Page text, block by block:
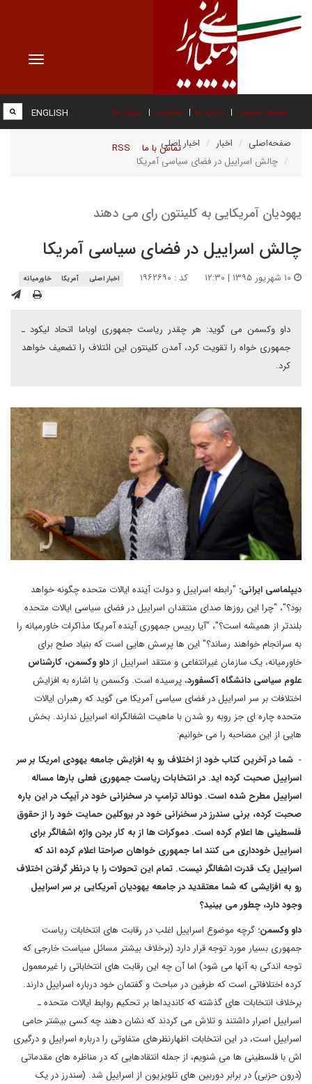
Toggle
صفحه نخست درباره ما عضویت پیوند ها
تماس با ما RSS
ENGLISH
صفحه‌اصلی اخبار
اخبار اصلی
چالش اسراییل در فضای سیاسی آمریکا
یهودیان آمریکایی به کلینتون رای می دهند
چالش اسراییل در فضای سیاسی آمریکا
کد : ۱۹۶۲۶۹۰ اخبار اصلی آمریکا خاورمیانه
داو وکسمن می گوید: هر چقدر ریاست جمهوری اوباما اتحاد لیکود ـ
جمهوری خواه را تقویت کرد، آمدن کلینتون این ائتلاف را تضعیف خواهد
کرد.
دیپلماسی ایرانی: "رابطه اسراییل و دولت آینده ایالات متحده چگونه خواهد
بود؟"، "چرا این روزها صدای منتقدان اسراییل در فضای سیاسی ایالات متحده
بلندتر از همیشه است؟"، "آیا رییس جمهوری آینده آمریکا مذاکرات خاورمیانه را
به سرانجام خواهند رساند؟" این ها پرسش هایی است که بنیاد صلح برای
خاورمیانه، یک سازمان غیرانتفاعی و منتقد اسراییل ازداو وکسمن، کارشناس
علوم سیاسی دانشگاه آکسفورد، پرسیده است. وکسمن با اشاره به افزایش
اختلافات بر سر اسراییل در فضای سیاسی آمریکا می گوید که رهبران ایالات
متحده چاره ای جز روبه رو شدن با ماهیت اشغالگرانه اسراییل ندارند. بخش
هایی از این مصاحبه را می خوانیم:
- شما در آخرین کتاب خود از اختلاف رو به افزایش جامعه یهودی امریکا بر سر
اسراییل صحبت کرده اید. در انتخابات ریاست جمهوری فعلی بارها مساله
اسراییل مطرح شده است. دونالد ترامپ در سخنرانی خود در آیپک در این باره
صحبت کرده، برنی سندرز در سخنرانی خود در بروکلین حمایت خود را از حقوق
فلسطینی ها اعلام کرده است. دموکرات ها از به کار بردن واژه اشغالگر برای
اسراییل خودداری می کنند اما جمهوری خواهان صراحتا اعلام کرده اند که
اسراییل یک قدرت اشغالگر نیست. تمام این تحولات را با درنظر گرفتن اختلاف
رو به افزایشی که شما معتقدید در جامعه یهودیان آمریکایی بر سر اسراییل
وجود دارد، چطور می بینید؟
داو وکسمن: گرچه موضوع اسراییل اغلب در رقابت های انتخابات ریاست
جمهوری بسیار مورد توجه قرار دارد (برخلاف بیشتر مسائل سیاست خارجی که
توجه اندکی به آنها می شود) اما آن چه این رقابت های انتخاباتی را غیرمعمول
کرده اختلافاتی است که طرفین در مباحث و گفتمان خود درباره اسراییل دارند.
برخلاف انتخابات های گذشته که کاندیداها بر تحکیم روابط ایالات متحده ـ
اسراییل اصرار داشتند و تلاش می کردند که نشان دهند چه کسی بیشتر حامی
اسراییل است، در این انتخابات اظهارنظرهای متفاوتی را درباره اسراییل و درگیری
اش با فلسطینی ها می شنویم، از جمله انتقادهایی که در مناظره های مقدماتی
(درون حزبی) در برابر دوربین های تلویزیون از اسراییل شد. (سندرز در یک